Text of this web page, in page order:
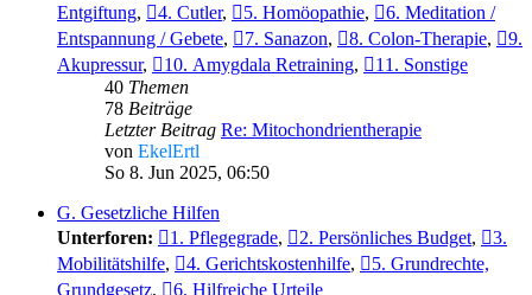
Entgiftung, 4. Cutler, 5. Homöopathie,
6. Meditation /
Entspannung / Gebete, 7. Sanazon, 8. Colon-Therapie,
9.
Akupressur, 10. Amygdala Retraining,
11. Sonstige
40 Themen
78 Beiträge
Letzter Beitrag Re: Mitochondrientherapie
von EkelErtl
So 8. Jun 2025, 06:50
G. Gesetzliche Hilfen
Unterforen:
1. Pflegegrade, 2. Persönliches Budget,
3.
Mobilitätshilfe, 4. Gerichtskostenhilfe,
5. Grundrechte,
Grundgesetz,
6. Hilfreiche Urteile